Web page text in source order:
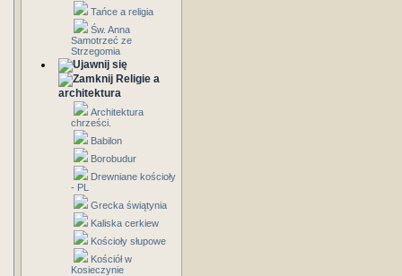
Tańce a religia
Św. Anna
Samotrzeć ze
Strzegomia
Religie a
architektura
Architektura
chrześci.
Babilon
Borobudur
Drewniane kościoły
- PL
Grecka świątynia
Kaliska cerkiew
Kościoły słupowe
Kościół w
Kosieczynie